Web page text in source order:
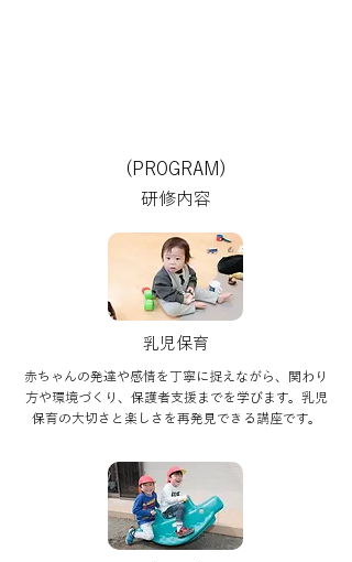
(PROGRAM)
研修内容
乳児保育
赤ちゃんの発達や感情を丁寧に捉えながら、関わり
方や環境づくり、保護者支援までを学びます。乳児
保育の大切さと楽しさを再発見できる講座です。